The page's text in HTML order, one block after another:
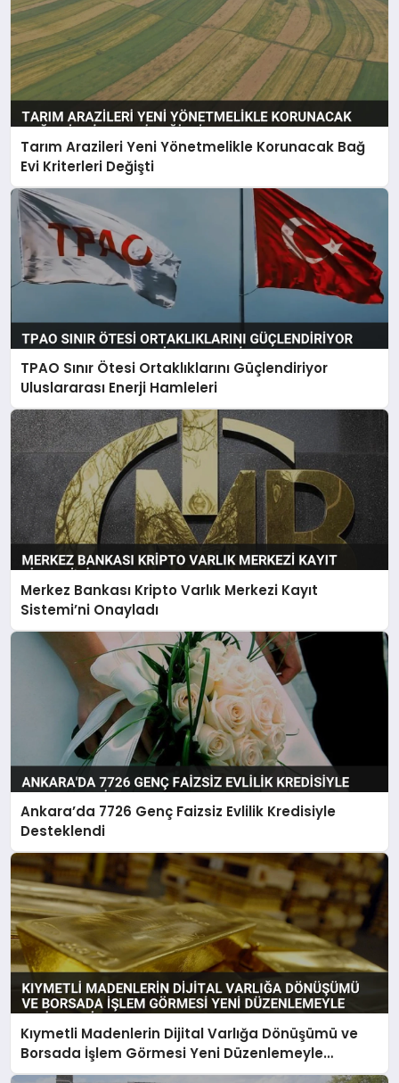
Tarım Arazileri Yeni Yönetmelikle Korunacak Bağ
Evi Kriterleri Değişti
TPAO Sınır Ötesi Ortaklıklarını Güçlendiriyor
Uluslararası Enerji Hamleleri
Merkez Bankası Kripto Varlık Merkezi Kayıt
Sistemi’ni Onayladı
Ankara’da 7726 Genç Faizsiz Evlilik Kredisiyle
Desteklendi
Kıymetli Madenlerin Dijital Varlığa Dönüşümü ve
Borsada İşlem Görmesi Yeni Düzenlemeyle
Belirlendi